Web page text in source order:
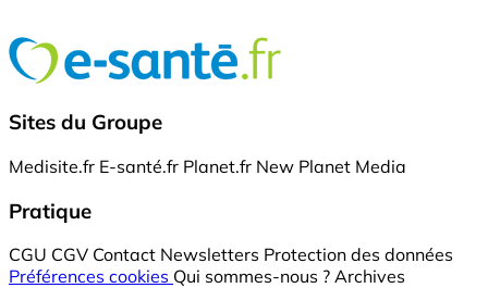
Sites du Groupe
Medisite.fr E-santé.fr Planet.fr New Planet Media
Pratique
CGU CGV Contact Newsletters Protection des données
Préférences cookies Qui sommes-nous ? Archives